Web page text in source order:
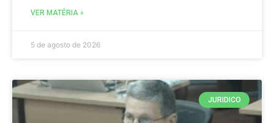
VER MATÉRIA »
5 de agosto de 2026
JURIDICO